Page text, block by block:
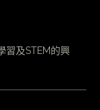
習及STEM的興